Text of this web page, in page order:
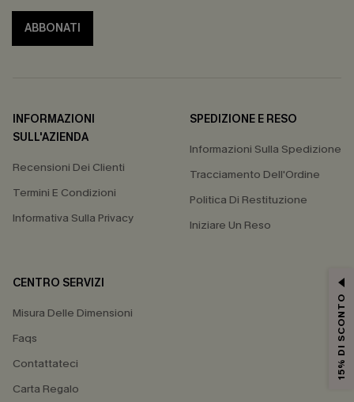
ABBONATI
INFORMAZIONI
SULL'AZIENDA
Recensioni Dei Clienti
Termini E Condizioni
Informativa Sulla Privacy
SPEDIZIONE E RESO
Informazioni Sulla Spedizione
Tracciamento Dell'Ordine
Politica Di Restituzione
Iniziare Un Reso
CENTRO SERVIZI
Misura Delle Dimensioni
Faqs
Contattateci
Carta Regalo
15% DI SCONTO